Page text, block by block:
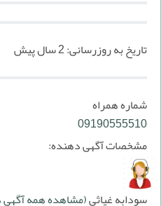
تاریخ به روزرسانی:2 سال پیش
شماره همراه
09190555510
مشخصات آگهی دهنده:
سودابه غیاثی(مشاهده همه آگهی